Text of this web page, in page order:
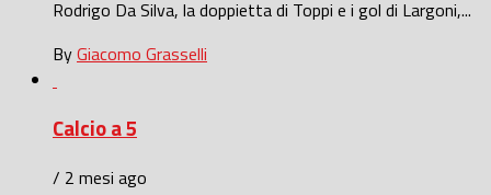
Rodrigo Da Silva, la doppietta di Toppi e i gol di Largoni,...
ByGiacomo Grasselli
Calcio a 5
/ 2 mesi ago